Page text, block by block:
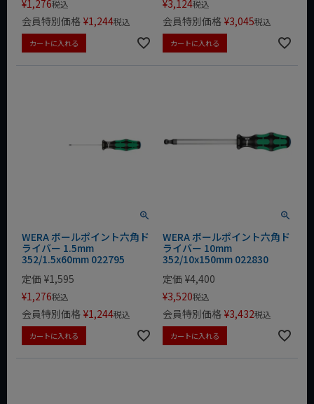
¥1,276税込
会員特別価格 ¥1,244税込
カートに入れる
¥3,124税込
会員特別価格 ¥3,045税込
カートに入れる
WERA ボールポイント六角ド
ライバー 1.5mm
352/1.5x60mm 022795
定価 ¥1,595
¥1,276税込
会員特別価格 ¥1,244税込
カートに入れる
WERA ボールポイント六角ド
ライバー 10mm
352/10x150mm 022830
定価 ¥4,400
¥3,520税込
会員特別価格 ¥3,432税込
カートに入れる